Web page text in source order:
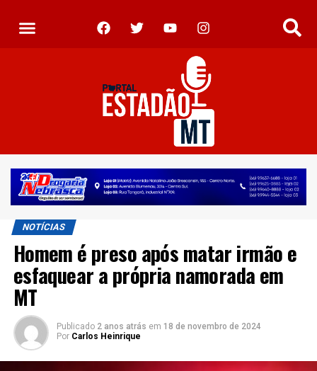
NOTÍCIAS
Homem é preso após matar irmão e
esfaquear a própria namorada em
MT
Publicado 2 anos atrás em 18 de novembro de 2024
Por Carlos Heinrique